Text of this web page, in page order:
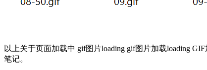
以上关于页面加载中 gif图片loading gif图片加载loading
笔记。